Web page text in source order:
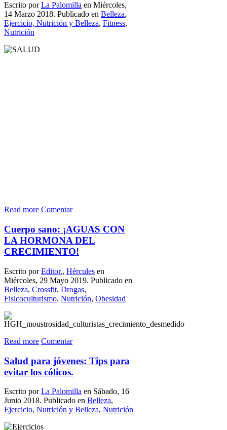
Escrito porLa Palomilla en Miércoles,
14 Marzo 2018. Publicado en Belleza,
Ejercicio, Nutrición y Belleza, Fitness,
Nutrición
Read more Comentar
Cuerpo sano: ¡AGUAS CON
LA HORMONA DEL
CRECIMIENTO!
Escrito porEditor., Hércules en
Miércoles, 29 Mayo 2019. Publicado en
Belleza, Crossfit, Drogas,
Fisicoculturismo, Nutrición, Obesidad
Read more Comentar
Salud para jóvenes: Tips para
evitar los cólicos.
Escrito porLa Palomilla en Sábado, 16
Junio 2018. Publicado en Belleza,
Ejercicio, Nutrición y Belleza, Nutrición